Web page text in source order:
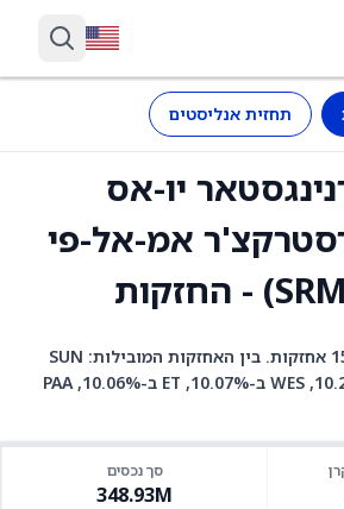
תחזית אנליסטים
יו-אס
אמ-אל-פי
SRMKF היא קרן סל עם 15 אחזקות. בין האחזקות המובילות: SUN
ב-10.86%, MPLX ב-10.26%, WES ב-10.07%, ET ב-10.06%, PAA
סך נכסים
348.93M